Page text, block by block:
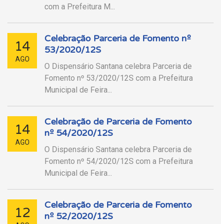
com a Prefeitura M...
14
AGO
Celebração Parceria de Fomento nº
53/2020/12S
O Dispensário Santana celebra Parceria de
Fomento nº 53/2020/12S com a Prefeitura
Municipal de Feira...
14
AGO
Celebração de Parceria de Fomento
nº 54/2020/12S
O Dispensário Santana celebra Parceria de
Fomento nº 54/2020/12S com a Prefeitura
Municipal de Feira...
12
Celebração de Parceria de Fomento
nº 52/2020/12S